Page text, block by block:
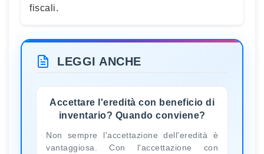
fiscali.
LEGGI ANCHE
Accettare l'eredità con beneficio di
inventario? Quando conviene?
Non sempre l'accettazione dell'eredità è
vantaggiosa. Con l'accettazione con